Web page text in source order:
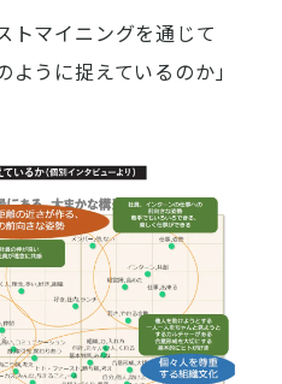
トマイニングを通じて
ように捉えているのか」